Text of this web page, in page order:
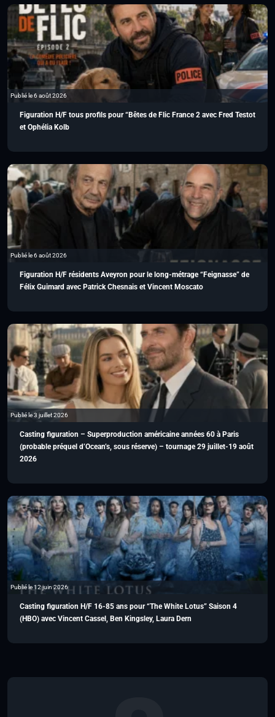
Publié le 6 août 2026
Figuration H/F tous profils pour “Bêtes de Flic France 2 avec Fred Testot
et Ophélia Kolb
Publié le 6 août 2026
Figuration H/F résidents Aveyron pour le long-métrage “Feignasse” de
Félix Guimard avec Patrick Chesnais et Vincent Moscato
Publié le 3 juillet 2026
Casting figuration – Superproduction américaine années 60 à Paris
(probable préquel d’Ocean’s, sous réserve) – tournage 29 juillet-19 août
2026
Publié le 12 juin 2026
Casting figuration H/F 16-85 ans pour “The White Lotus” Saison 4
(HBO) avec Vincent Cassel, Ben Kingsley, Laura Dern